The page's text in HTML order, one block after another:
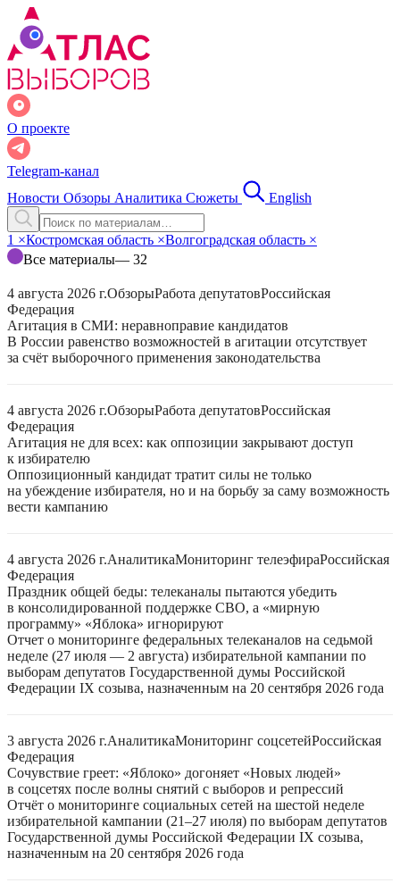
О проекте
Telegram-канал
Новости Обзоры Аналитика Сюжеты English
1 ×Костромская область ×Волгоградская область ×
Все материалы— 32
4 августа 2026 г.ОбзорыРабота депутатовРоссийская
Федерация
Агитация в СМИ: неравноправие кандидатов
В России равенство возможностей в агитации отсутствует
за счёт выборочного применения законодательства
4 августа 2026 г.ОбзорыРабота депутатовРоссийская
Федерация
Агитация не для всех: как оппозиции закрывают доступ
к избирателю
Оппозиционный кандидат тратит силы не только
на убеждение избирателя, но и на борьбу за саму возможность
вести кампанию
4 августа 2026 г.АналитикаМониторинг телеэфираРоссийская
Федерация
Праздник общей беды: телеканалы пытаются убедить
в консолидированной поддержке СВО, а «мирную
программу» «Яблока» игнорируют
Отчет о мониторинге федеральных телеканалов на седьмой
неделе (27 июля — 2 августа) избирательной кампании по
выборам депутатов Государственной думы Российской
Федерации IX созыва, назначенным на 20 сентября 2026 года
3 августа 2026 г.АналитикаМониторинг соцсетейРоссийская
Федерация
Сочувствие греет: «Яблоко» догоняет «Новых людей»
в соцсетях после волны снятий с выборов и репрессий
Отчёт о мониторинге социальных сетей на шестой неделе
избирательной кампании (21–27 июля) по выборам депутатов
Государственной думы Российской Федерации IX созыва,
назначенным на 20 сентября 2026 года